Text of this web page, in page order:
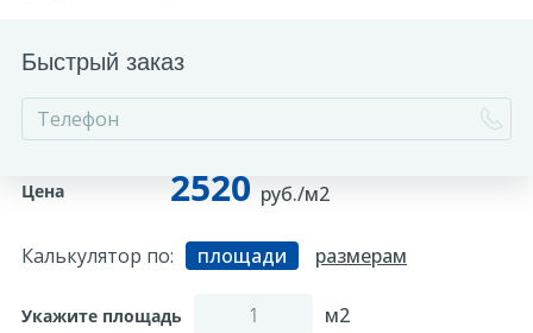
Быстрый заказ
Цена 2520 руб./м2
Калькулятор по: площади размерам
Укажите площадь м2